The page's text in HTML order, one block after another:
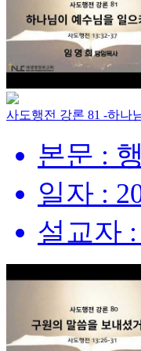
사도행전 강론 81 -하나
본문 :
일자 :
설교자